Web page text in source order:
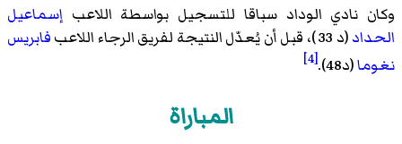
وكان نادي الوداد سباقا للتسجيل بواسطة اللاعب إسماعيل
الحداد(د 33 )، قبل أن يُعدّل النتيجة لفريق الرجاء اللاعب
فابريس
نغوما(د48). [4]
المباراة